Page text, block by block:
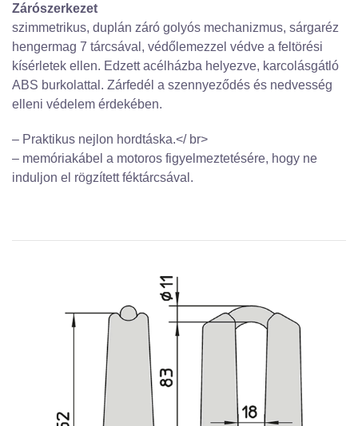
Zárószerkezet
szimmetrikus, duplán záró golyós mechanizmus, sárgaréz
hengermag 7 tárcsával, védőlemezzel védve a feltörési
kísérletek ellen. Edzett acélházba helyezve, karcolásgátló
ABS burkolattal. Zárfedél a szennyeződés és nedvesség
elleni védelem érdekében.
– Praktikus nejlon hordtáska.</ br>
– memóriakábel a motoros figyelmeztetésére, hogy ne
induljon el rögzített féktárcsával.